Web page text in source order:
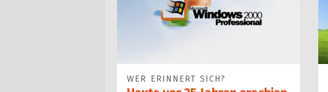
WER ERINNERT SICH?